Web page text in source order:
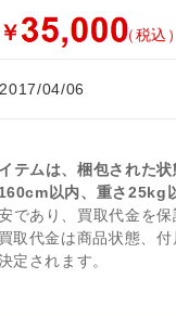
￥ （税込）
2017/04/06
テムは、梱包された状
以内、重さ25kg
であり、買取代金を保
取代金は商品状態、
定されます。